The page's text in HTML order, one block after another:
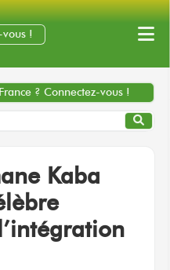
vous !
? Connectez-vous !
Kaba